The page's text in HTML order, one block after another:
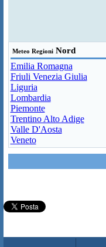
Meteo RegioniNord
Emilia Romagna
Friuli Venezia Giulia
Liguria
Lombardia
Piemonte
Trentino Alto Adige
Valle D'Aosta
Veneto